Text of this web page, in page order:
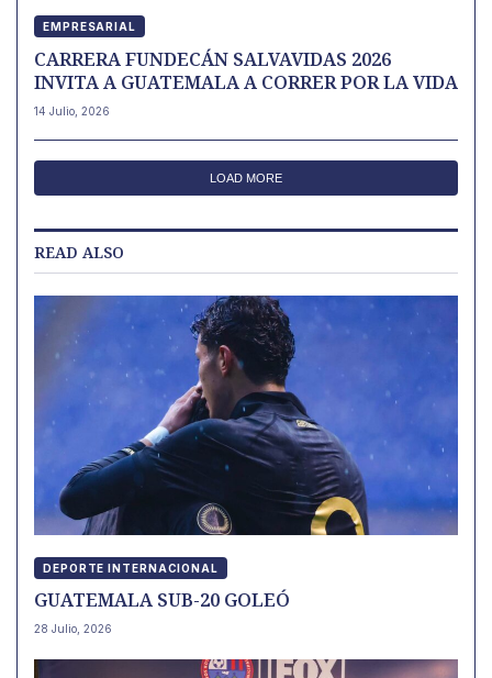
EMPRESARIAL
CARRERA FUNDECÁN SALVAVIDAS 2026
INVITA A GUATEMALA A CORRER POR LA VIDA
14 Julio, 2026
LOAD MORE
READ ALSO
DEPORTE INTERNACIONAL
GUATEMALA SUB-20 GOLEÓ
28 Julio, 2026